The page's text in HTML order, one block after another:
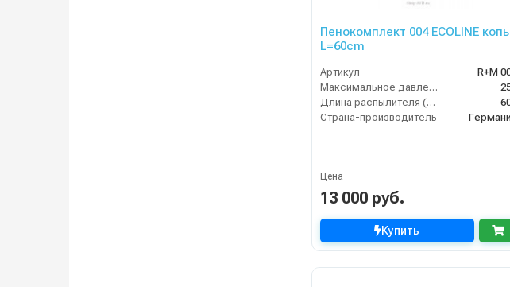
Пенокомплект 004 ECOLINE
L=60cm
Артикул
R+M
Максимальное давление (бар)
Длина распылителя (мм)
Страна-производитель
Цена
13 000 руб.
Купить